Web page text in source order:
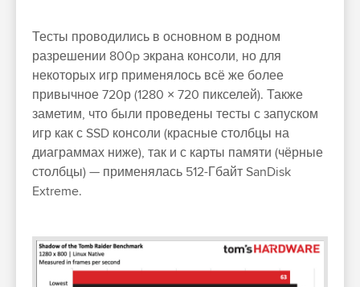
Тесты проводились в основном в родном
разрешении 800p экрана консоли, но для
некоторых игр применялось всё же более
привычное 720р (1280 × 720 пикселей). Также
заметим, что были проведены тесты с запуском
игр как с SSD консоли (красные столбцы на
диаграммах ниже), так и с карты памяти (чёрные
столбцы) — применялась 512-Гбайт SanDisk
Extreme.